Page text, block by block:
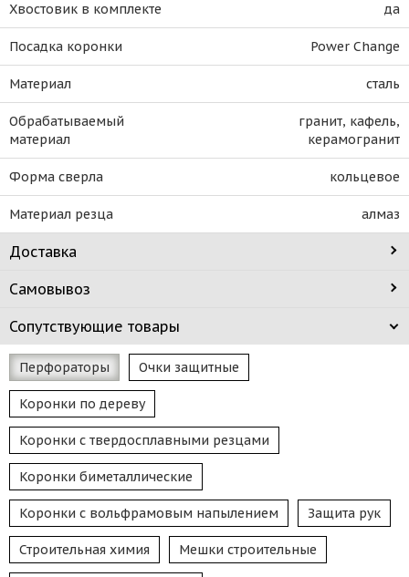
Хвостовик в комплекте да
Посадка коронки Power Change
Материал сталь
Обрабатываемый
материал
гранит, кафель,
керамогранит
Форма сверла кольцевое
Материал резца алмаз
Доставка
Самовывоз
Сопутствующие товары
Перфораторы Очки защитные
Коронки по дереву
Коронки с твердосплавными резцами
Коронки биметаллические
Коронки с вольфрамовым напылением Защита рук
Строительная химия Мешки строительные